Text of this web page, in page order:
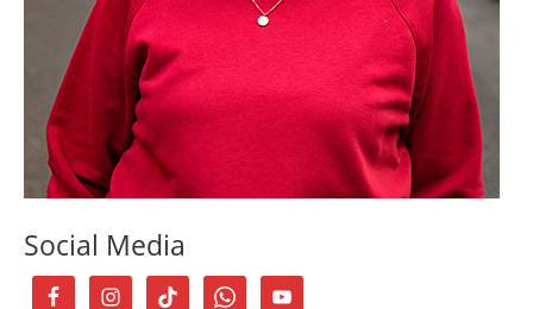
Social Media